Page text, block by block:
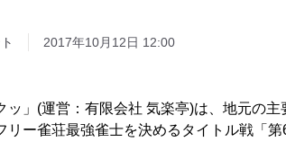
2017年10月12日 12:00
ッ」(運営：有限会社 気楽亭)は、地元の
リー雀荘最強雀士を決めるタイトル戦「